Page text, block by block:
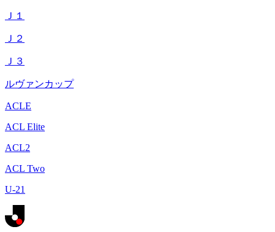
Ｊ１
Ｊ２
Ｊ３
ルヴァンカップ
ACLE
ACL Elite
ACL2
ACL Two
U-21